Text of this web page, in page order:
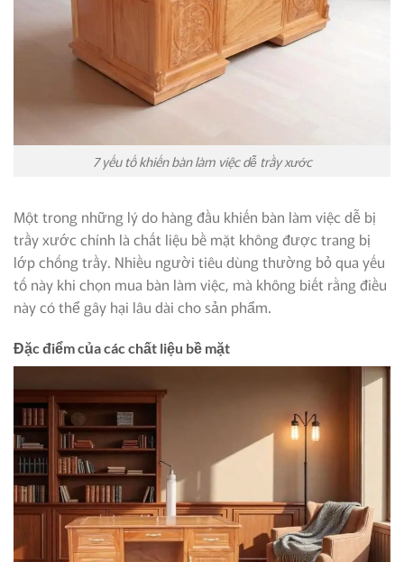
7 yếu tố khiến bàn làm việc dễ trầy xước
Một trong những lý do hàng đầu khiến bàn làm việc dễ bị
trầy xước chính là chất liệu bề mặt không được trang bị
lớp chống trầy. Nhiều người tiêu dùng thường bỏ qua yếu
tố này khi chọn mua bàn làm việc, mà không biết rằng điều
này có thể gây hại lâu dài cho sản phẩm.
Đặc điểm của các chất liệu bề mặt